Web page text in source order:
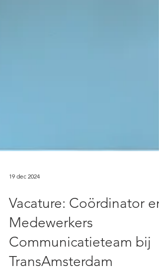
Vacature: Coördinator en
Medewerkers
Communicatieteam bij